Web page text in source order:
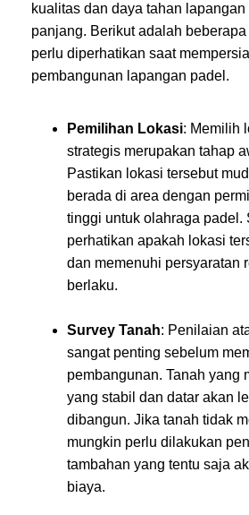
kualitas dan daya tahan
panjang. Berikut adalah
perlu diperhatikan saat
pembangunan lapangan padel.
Pemilihan Lokasi: Memilih
strategis merupakan tahap
Pastikan lokasi tersebut
berada di area dengan
tinggi untuk olahraga padel.
perhatikan apakah lokasi
dan memenuhi persyaratan
berlaku.
Survey Tanah: Penilaian
sangat penting sebelum
pembangunan. Tanah yang
yang stabil dan datar akan
dibangun. Jika tanah tidak
mungkin perlu dilakukan
tambahan yang tentu saja
biaya.